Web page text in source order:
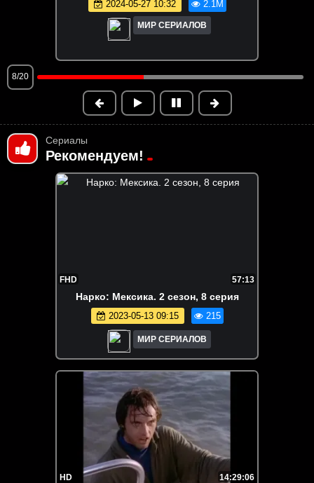
2026-05-20 13:40 1.9M
МИР СЕРИАЛОВ
9/20
Сериалы
Рекомендуем!
FHD 57:13
Hapко: Мeкcикa. 2 сезон, 8 серия
2023-05-13 09:15 215
МИР СЕРИАЛОВ
HD 14:29:06